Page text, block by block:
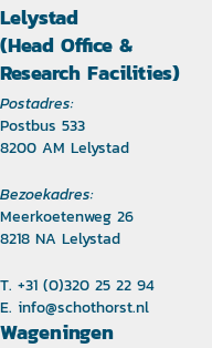
Lelystad
(Head Office &
Research Facilities)
Postadres:
Postbus 533
8200 AM Lelystad
Bezoekadres:
Meerkoetenweg 26
8218 NA Lelystad
T. +31 (0)320 25 22 94
E. info@schothorst.nl
Wageningen